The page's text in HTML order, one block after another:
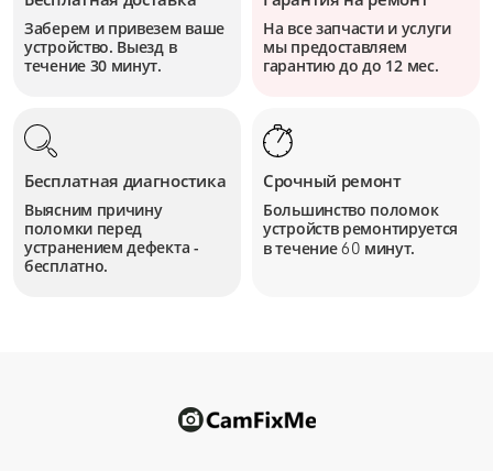
Заберем и привезем ваше
устройство. Выезд в
течение 30 минут.
На все запчасти и услуги
мы предоставляем
гарантию до до 12 мес.
Бесплатная диагностика
Выясним причину
поломки перед
устранением дефекта -
бесплатно.
Срочный ремонт
Большинство поломок
устройств ремонтируется
в течение60 минут.